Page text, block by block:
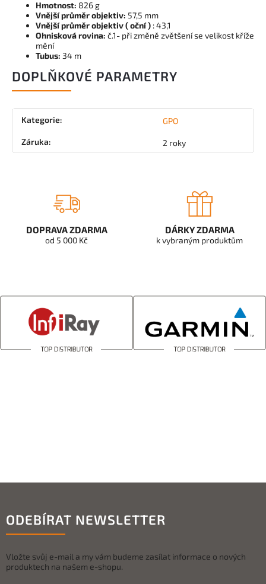
Hmotnost: 826 g
Vnější průměr objektiv: 57,5 ​​mm
Vnější průměr objektiv ( oční) :43,1
Ohnisková rovina: č.1- při změně zvětšení se velikost kříže
mění
Tubus: 34 m
DOPLŇKOVÉ PARAMETRY
Kategorie: GPO
Záruka: 2 roky
DOPRAVA ZDARMA
od 5 000 Kč
DÁRKY ZDARMA
k vybraným produktům
ODEBÍRAT NEWSLETTER
Vložte svůj e-mail a my vám budeme zasílat informace o nových
produktech na našem e-shopu.